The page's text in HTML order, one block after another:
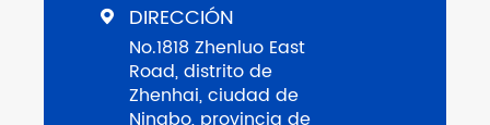
 DIRECCIÓN
No.1818 Zhenluo East
Road, distrito de
Zhenhai, ciudad de
Ningbo, provincia de